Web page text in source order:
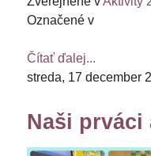
Označené v
Čítať ďalej...
streda, 17 december
Naši prváci